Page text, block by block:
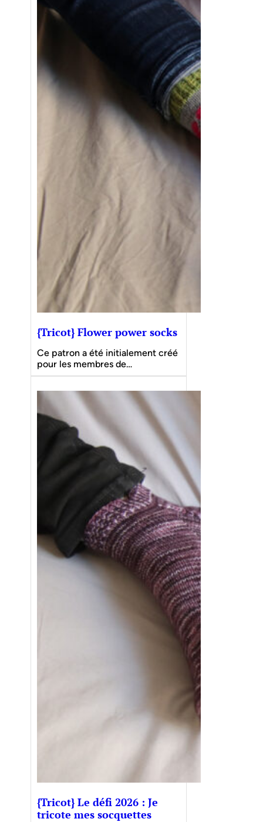
{Tricot} Flower power socks
Ce patron a été initialement créé
pour les membres de…
{Tricot} Le défi 2026 : Je
tricote mes socquettes